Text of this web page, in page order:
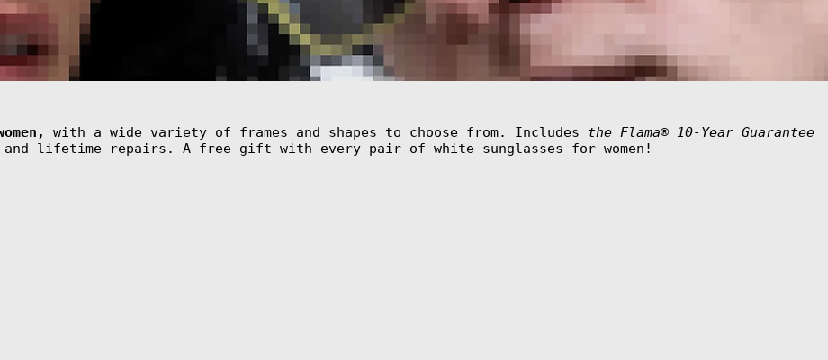
with a wide variety of frames and shapes to choose from. Includes the Flama® 10-Year Guarantee
lifetime repairs. A free gift with every pair of white sunglasses for women!